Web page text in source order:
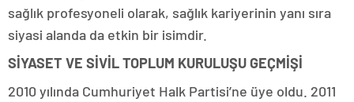
sağlık profesyoneli olarak, sağlık kariyerinin yanı sıra
siyasi alanda da etkin bir isimdir.
SİYASET VE SİVİL TOPLUM KURULUŞU GEÇMİŞİ
2010 yılında Cumhuriyet Halk Partisi’ne üye oldu. 2011